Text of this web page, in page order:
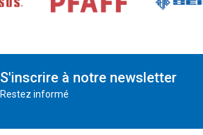
S'inscrire à notre newsletter
Restez informé